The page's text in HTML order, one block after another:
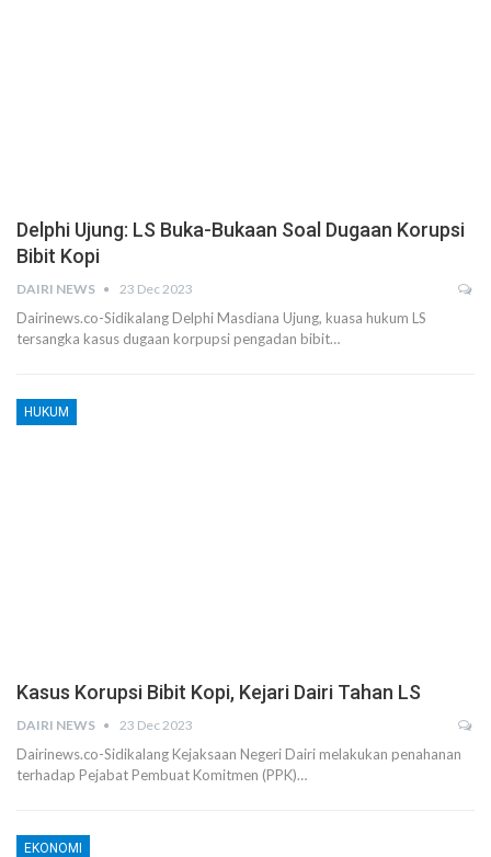
Delphi Ujung: LS Buka-Bukaan Soal Dugaan Korupsi
Bibit Kopi
DAIRI NEWS 23 Dec 2023
Dairinews.co-Sidikalang Delphi Masdiana Ujung, kuasa hukum LS
tersangka kasus dugaan korpupsi pengadan bibit…
HUKUM
Kasus Korupsi Bibit Kopi, Kejari Dairi Tahan LS
DAIRI NEWS 23 Dec 2023
Dairinews.co-Sidikalang Kejaksaan Negeri Dairi melakukan penahanan
terhadap Pejabat Pembuat Komitmen (PPK)…
EKONOMI